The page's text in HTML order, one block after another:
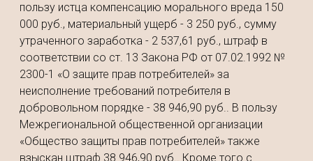
пользу истца компенсацию морального вреда 150
000 руб., материальный ущерб - 3 250 руб., сумму
утраченного заработка - 2 537,61 руб., штраф в
соответствии со ст. 13 Закона РФ от 07.02.1992 №
2300-1 «О защите прав потребителей» за
неисполнение требований потребителя в
добровольном порядке - 38 946,90 руб.. В пользу
Межрегиональной общественной организации
«Общество защиты прав потребителей» также
взыскан штраф 38 946,90 руб.. Кроме того с